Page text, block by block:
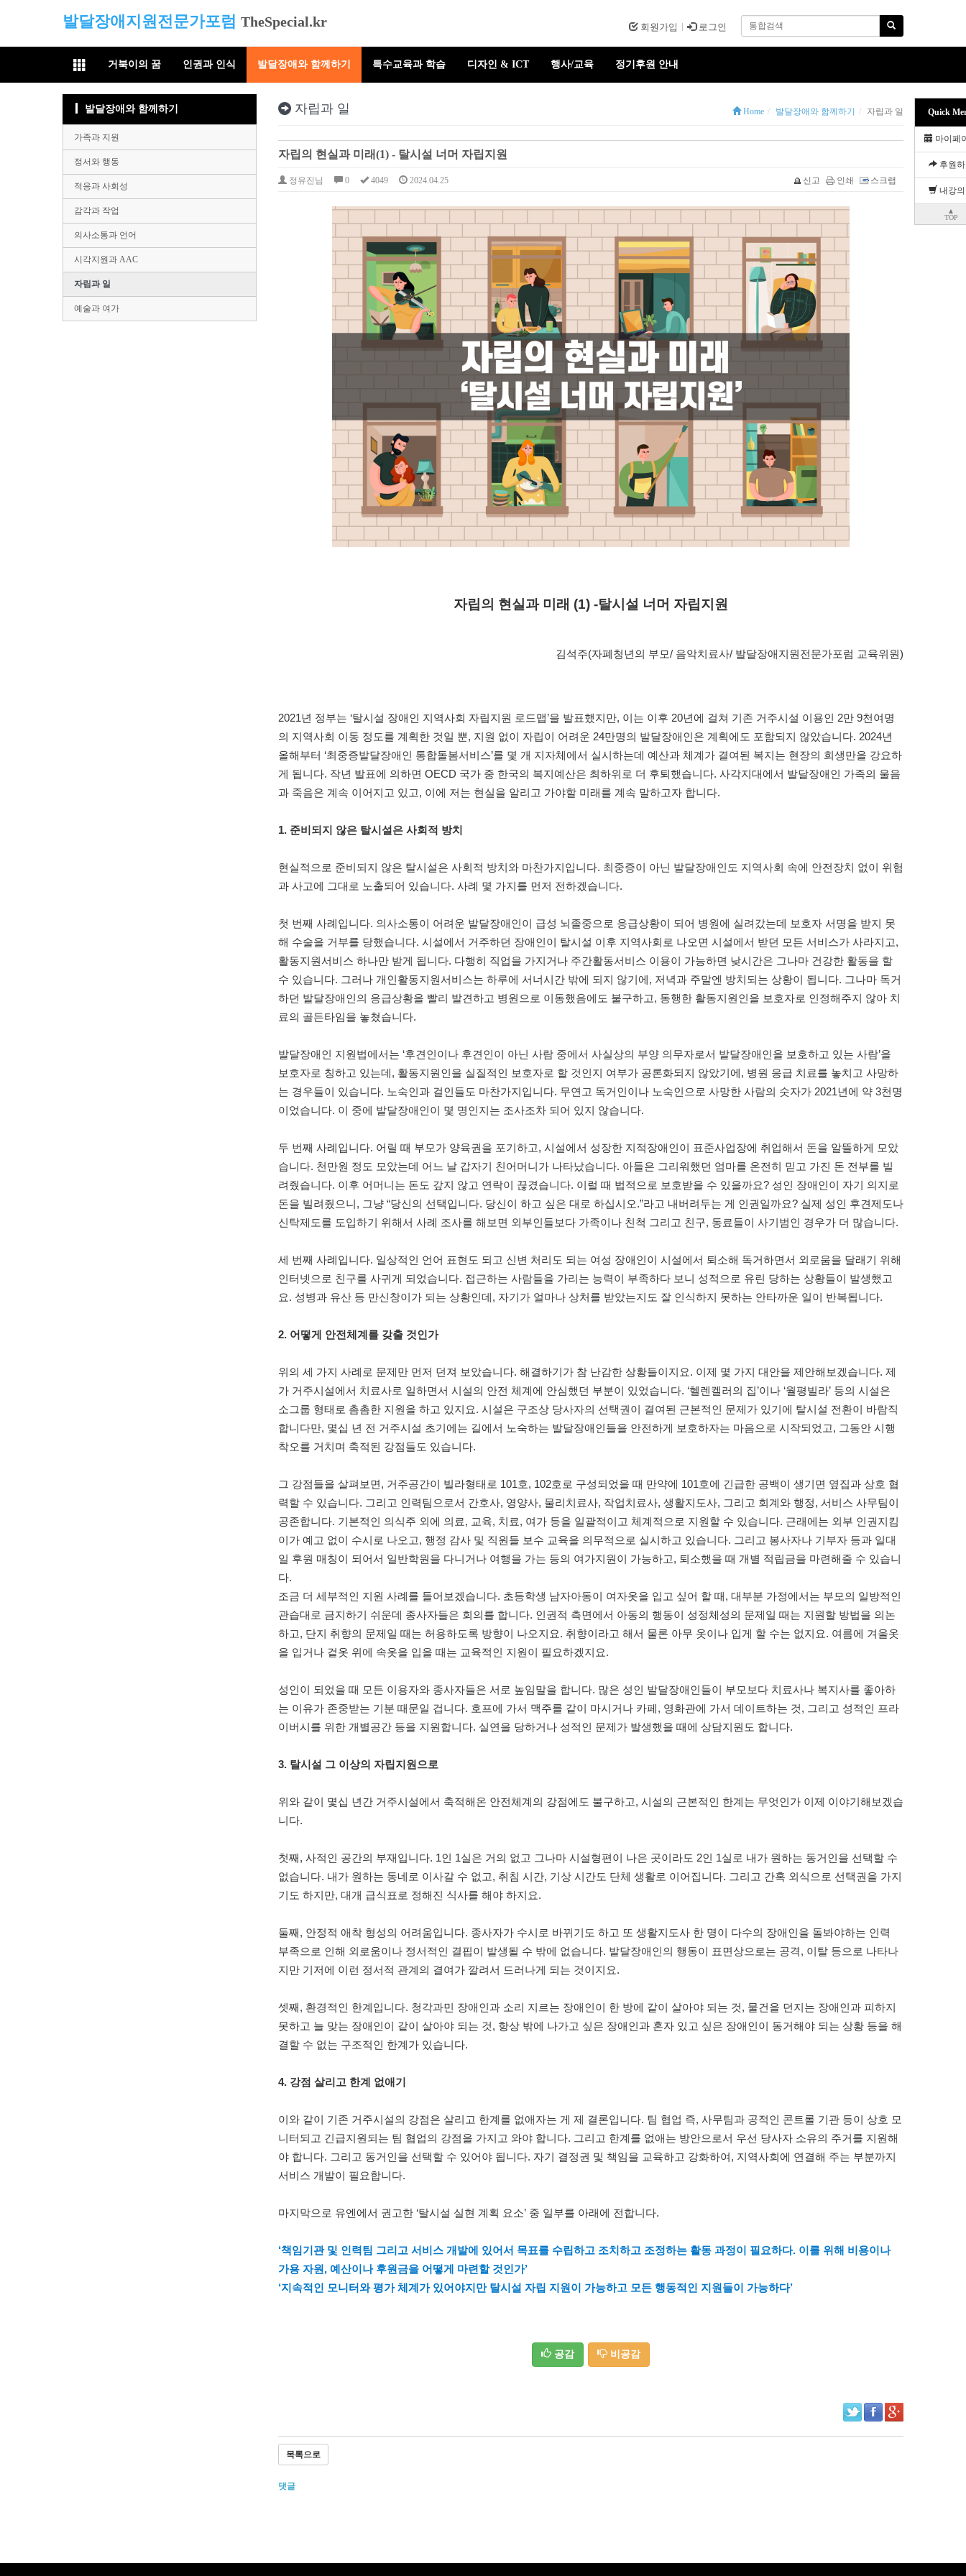
발달장애지원전문가포럼 TheSpecial.kr 회원가입 로그인
거북이의 꿈 인권과 인식 발달장애와 함께하기 특수교육과 학습 디자인 & ICT 행사/교육 정기후원 안내
자립과 일 Home 발달장애와 함께하기 자립과 일
자립의 현실과 미래(1) - 탈시설 너머 자립지원
정유진님 0 4049 2024.04.25 신고 인쇄 스크랩
자립의 현실과 미래 (1) -탈시설 너머 자립지원
김석주(자폐청년의 부모/ 음악치료사/ 발달장애지원전문가포럼 교육위원)
2021년 정부는 ‘탈시설 장애인 지역사회 자립지원 로드맵’을 발표했지만, 이는 이후 20년에 걸쳐 기존 거주시설 이용인 2만 9천여명
의 지역사회 이동 정도를 계획한 것일 뿐, 지원 없이 자립이 어려운 24만명의 발달장애인은 계획에도 포함되지 않았습니다. 2024년
올해부터 ‘최중증발달장애인 통합돌봄서비스’를 몇 개 지자체에서 실시하는데 예산과 체계가 결여된 복지는 현장의 희생만을 강요하
게 됩니다. 작년 발표에 의하면 OECD 국가 중 한국의 복지예산은 최하위로 더 후퇴했습니다. 사각지대에서 발달장애인 가족의 울음
과 죽음은 계속 이어지고 있고, 이에 저는 현실을 알리고 가야할 미래를 계속 말하고자 합니다.
1. 준비되지 않은 탈시설은 사회적 방치
현실적으로 준비되지 않은 탈시설은 사회적 방치와 마찬가지입니다. 최중증이 아닌 발달장애인도 지역사회 속에 안전장치 없이 위험
과 사고에 그대로 노출되어 있습니다. 사례 몇 가지를 먼저 전하겠습니다.
첫 번째 사례입니다. 의사소통이 어려운 발달장애인이 급성 뇌졸중으로 응급상황이 되어 병원에 실려갔는데 보호자 서명을 받지 못
해 수술을 거부를 당했습니다. 시설에서 거주하던 장애인이 탈시설 이후 지역사회로 나오면 시설에서 받던 모든 서비스가 사라지고,
활동지원서비스 하나만 받게 됩니다. 다행히 직업을 가지거나 주간활동서비스 이용이 가능하면 낮시간은 그나마 건강한 활동을 할
수 있습니다. 그러나 개인활동지원서비스는 하루에 서너시간 밖에 되지 않기에, 저녁과 주말엔 방치되는 상황이 됩니다. 그나마 독거
하던 발달장애인의 응급상황을 빨리 발견하고 병원으로 이동했음에도 불구하고, 동행한 활동지원인을 보호자로 인정해주지 않아 치
료의 골든타임을 놓쳤습니다.
발달장애인 지원법에서는 ‘후견인이나 후견인이 아닌 사람 중에서 사실상의 부양 의무자로서 발달장애인을 보호하고 있는 사람’을
보호자로 칭하고 있는데, 활동지원인을 실질적인 보호자로 할 것인지 여부가 공론화되지 않았기에, 병원 응급 치료를 놓치고 사망하
는 경우들이 있습니다. 노숙인과 걸인들도 마찬가지입니다. 무연고 독거인이나 노숙인으로 사망한 사람의 숫자가 2021년에 약 3천명
이었습니다. 이 중에 발달장애인이 몇 명인지는 조사조차 되어 있지 않습니다.
두 번째 사례입니다. 어릴 때 부모가 양육권을 포기하고, 시설에서 성장한 지적장애인이 표준사업장에 취업해서 돈을 알뜰하게 모았
습니다. 천만원 정도 모았는데 어느 날 갑자기 친어머니가 나타났습니다. 아들은 그리워했던 엄마를 온전히 믿고 가진 돈 전부를 빌
려줬습니다. 이후 어머니는 돈도 갚지 않고 연락이 끊겼습니다. 이럴 때 법적으로 보호받을 수 있을까요? 성인 장애인이 자기 의지로
돈을 빌려줬으니, 그냥 “당신의 선택입니다. 당신이 하고 싶은 대로 하십시오.”라고 내버려두는 게 인권일까요? 실제 성인 후견제도나
신탁제도를 도입하기 위해서 사례 조사를 해보면 외부인들보다 가족이나 친척 그리고 친구, 동료들이 사기범인 경우가 더 많습니다.
세 번째 사례입니다. 일상적인 언어 표현도 되고 신변 처리도 되는 여성 장애인이 시설에서 퇴소해 독거하면서 외로움을 달래기 위해
인터넷으로 친구를 사귀게 되었습니다. 접근하는 사람들을 가리는 능력이 부족하다 보니 성적으로 유린 당하는 상황들이 발생했고
요. 성병과 유산 등 만신창이가 되는 상황인데, 자기가 얼마나 상처를 받았는지도 잘 인식하지 못하는 안타까운 일이 반복됩니다.
2. 어떻게 안전체계를 갖출 것인가
위의 세 가지 사례로 문제만 먼저 던져 보았습니다. 해결하기가 참 난감한 상황들이지요. 이제 몇 가지 대안을 제안해보겠습니다. 제
가 거주시설에서 치료사로 일하면서 시설의 안전 체계에 안심했던 부분이 있었습니다. ‘헬렌켈러의 집’이나 ‘월평빌라’ 등의 시설은
소그룹 형태로 촘촘한 지원을 하고 있지요. 시설은 구조상 당사자의 선택권이 결여된 근본적인 문제가 있기에 탈시설 전환이 바람직
합니다만, 몇십 년 전 거주시설 초기에는 길에서 노숙하는 발달장애인들을 안전하게 보호하자는 마음으로 시작되었고, 그동안 시행
착오를 거치며 축적된 강점들도 있습니다.
그 강점들을 살펴보면, 거주공간이 빌라형태로 101호, 102호로 구성되었을 때 만약에 101호에 긴급한 공백이 생기면 옆집과 상호 협
력할 수 있습니다. 그리고 인력팀으로서 간호사, 영양사, 물리치료사, 작업치료사, 생활지도사, 그리고 회계와 행정, 서비스 사무팀이
공존합니다. 기본적인 의식주 외에 의료, 교육, 치료, 여가 등을 일괄적이고 체계적으로 지원할 수 있습니다. 근래에는 외부 인권지킴
이가 예고 없이 수시로 나오고, 행정 감사 및 직원들 보수 교육을 의무적으로 실시하고 있습니다. 그리고 봉사자나 기부자 등과 일대
일 후원 매칭이 되어서 일반학원을 다니거나 여행을 가는 등의 여가지원이 가능하고, 퇴소했을 때 개별 적립금을 마련해줄 수 있습니
다.
조금 더 세부적인 지원 사례를 들어보겠습니다. 초등학생 남자아동이 여자옷을 입고 싶어 할 때, 대부분 가정에서는 부모의 일방적인
관습대로 금지하기 쉬운데 종사자들은 회의를 합니다. 인권적 측면에서 아동의 행동이 성정체성의 문제일 때는 지원할 방법을 의논
하고, 단지 취향의 문제일 때는 허용하도록 방향이 나오지요. 취향이라고 해서 물론 아무 옷이나 입게 할 수는 없지요. 여름에 겨울옷
을 입거나 겉옷 위에 속옷을 입을 때는 교육적인 지원이 필요하겠지요.
성인이 되었을 때 모든 이용자와 종사자들은 서로 높임말을 합니다. 많은 성인 발달장애인들이 부모보다 치료사나 복지사를 좋아하
는 이유가 존중받는 기분 때문일 겁니다. 호프에 가서 맥주를 같이 마시거나 카페, 영화관에 가서 데이트하는 것, 그리고 성적인 프라
이버시를 위한 개별공간 등을 지원합니다. 실연을 당하거나 성적인 문제가 발생했을 때에 상담지원도 합니다.
3. 탈시설 그 이상의 자립지원으로
위와 같이 몇십 년간 거주시설에서 축적해온 안전체계의 강점에도 불구하고, 시설의 근본적인 한계는 무엇인가 이제 이야기해보겠습
니다.
첫째, 사적인 공간의 부재입니다. 1인 1실은 거의 없고 그나마 시설형편이 나은 곳이라도 2인 1실로 내가 원하는 동거인을 선택할 수
없습니다. 내가 원하는 동네로 이사갈 수 없고, 취침 시간, 기상 시간도 단체 생활로 이어집니다. 그리고 간혹 외식으로 선택권을 가지
기도 하지만, 대개 급식표로 정해진 식사를 해야 하지요.
둘째, 안정적 애착 형성의 어려움입니다. 종사자가 수시로 바뀌기도 하고 또 생활지도사 한 명이 다수의 장애인을 돌봐야하는 인력
부족으로 인해 외로움이나 정서적인 결핍이 발생될 수 밖에 없습니다. 발달장애인의 행동이 표면상으로는 공격, 이탈 등으로 나타나
지만 기저에 이런 정서적 관계의 결여가 깔려서 드러나게 되는 것이지요.
셋째, 환경적인 한계입니다. 청각과민 장애인과 소리 지르는 장애인이 한 방에 같이 살아야 되는 것, 물건을 던지는 장애인과 피하지
못하고 늘 맞는 장애인이 같이 살아야 되는 것, 항상 밖에 나가고 싶은 장애인과 혼자 있고 싶은 장애인이 동거해야 되는 상황 등을 해
결할 수 없는 구조적인 한계가 있습니다.
4. 강점 살리고 한계 없애기
이와 같이 기존 거주시설의 강점은 살리고 한계를 없애자는 게 제 결론입니다. 팀 협업 즉, 사무팀과 공적인 콘트롤 기관 등이 상호 모
니터되고 긴급지원되는 팀 협업의 강점을 가지고 와야 합니다. 그리고 한계를 없애는 방안으로서 우선 당사자 소유의 주거를 지원해
야 합니다. 그리고 동거인을 선택할 수 있어야 됩니다. 자기 결정권 및 책임을 교육하고 강화하여, 지역사회에 연결해 주는 부분까지
서비스 개발이 필요합니다.
마지막으로 유엔에서 권고한 ‘탈시설 실현 계획 요소’ 중 일부를 아래에 전합니다.
‘책임기관 및 인력팀 그리고 서비스 개발에 있어서 목표를 수립하고 조치하고 조정하는 활동 과정이 필요하다. 이를 위해 비용이나
가용 자원, 예산이나 후원금을 어떻게 마련할 것인가’
‘지속적인 모니터와 평가 체계가 있어야지만 탈시설 자립 지원이 가능하고 모든 행동적인 지원들이 가능하다’
공감 비공감
목록으로
댓글
발달장애와 함께하기
가족과 지원
정서와 행동
적응과 사회성
감각과 작업
의사소통과 언어
시각지원과 AAC
자립과 일
예술과 여가
Quick
마이페
후원하
내강
▲
TOP